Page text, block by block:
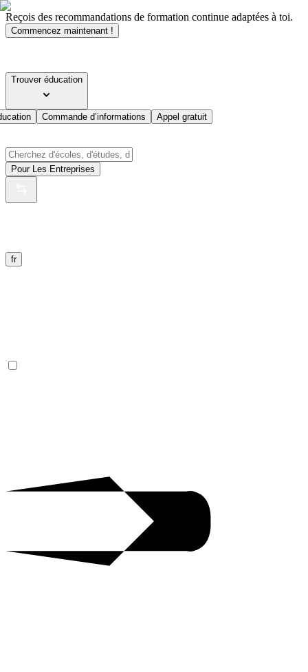
Reçois des recommandations de formation continue adaptées à toi.
Commencez maintenant !
Trouver éducation
Commande d’informations Appel gratuit
Pour Les Entreprises
fr